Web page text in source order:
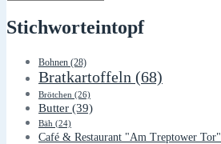
Stichworteintopf
Bohnen (28)
Bratkartoffeln (68)
Brötchen (26)
Butter (39)
Bäh (24)
Café & Restaurant "Am Treptower Tor"